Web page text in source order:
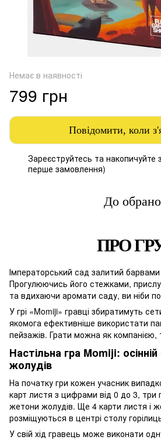
Немає в наявності
799 грн
Повідомити, коли
Зареєструйтесь та
перше замовлення)
До
ПРО
Імператорський сад залитий барвами
Прогулюючись його стежками,
та вдихаючи аромати саду, ви ніби
У грі «Momiji» гравці збиратимуть
якомога ефективніше використати
пейзажів. Грати можна як компанією,
Настільна гра Momiji:
жолудів
На початку гри кожен учасник
карт листя з цифрами від 0 до 3, три
жетони жолудів. Ще 4 карти листя і
розміщуються в центрі столу
У свій хід гравець може виконати